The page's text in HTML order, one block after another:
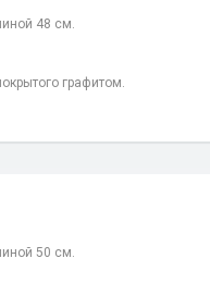
48 см.
графитом.
50 см.